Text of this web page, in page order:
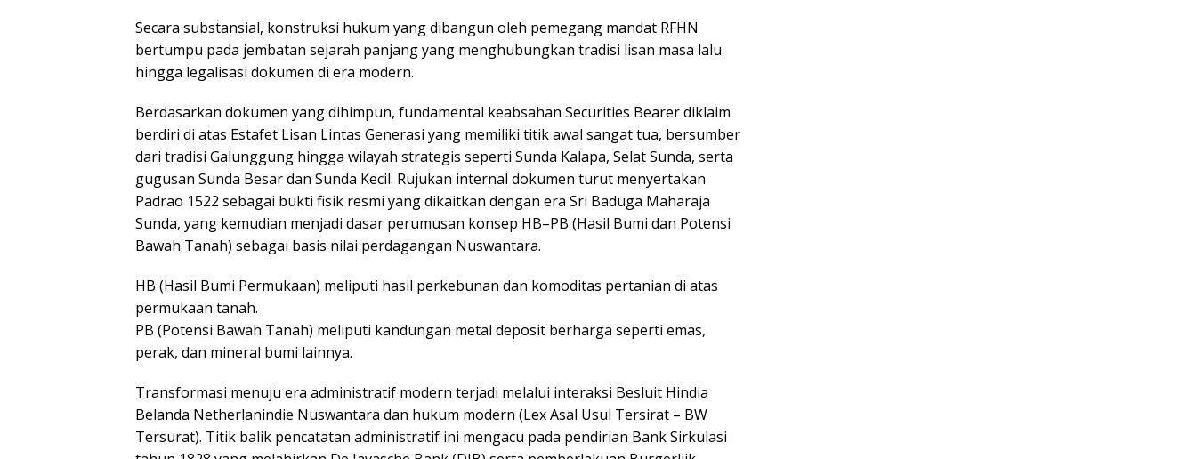
Secara substansial, konstruksi hukum yang dibangun oleh pemegang mandat RFHN
bertumpu pada jembatan sejarah panjang yang menghubungkan tradisi lisan masa lalu
hingga legalisasi dokumen di era modern.
Berdasarkan dokumen yang dihimpun, fundamental keabsahan Securities Bearer diklaim
berdiri di atas Estafet Lisan Lintas Generasi yang memiliki titik awal sangat tua, bersumber
dari tradisi Galunggung hingga wilayah strategis seperti Sunda Kalapa, Selat Sunda, serta
gugusan Sunda Besar dan Sunda Kecil. Rujukan internal dokumen turut menyertakan
Padrao 1522 sebagai bukti fisik resmi yang dikaitkan dengan era Sri Baduga Maharaja
Sunda, yang kemudian menjadi dasar perumusan konsep HB–PB (Hasil Bumi dan Potensi
Bawah Tanah) sebagai basis nilai perdagangan Nuswantara.
HB (Hasil Bumi Permukaan) meliputi hasil perkebunan dan komoditas pertanian di atas
permukaan tanah.
PB (Potensi Bawah Tanah) meliputi kandungan metal deposit berharga seperti emas,
perak, dan mineral bumi lainnya.
Transformasi menuju era administratif modern terjadi melalui interaksi Besluit Hindia
Belanda Netherlanindie Nuswantara dan hukum modern (Lex Asal Usul Tersirat – BW
Tersurat). Titik balik pencatatan administratif ini mengacu pada pendirian Bank Sirkulasi